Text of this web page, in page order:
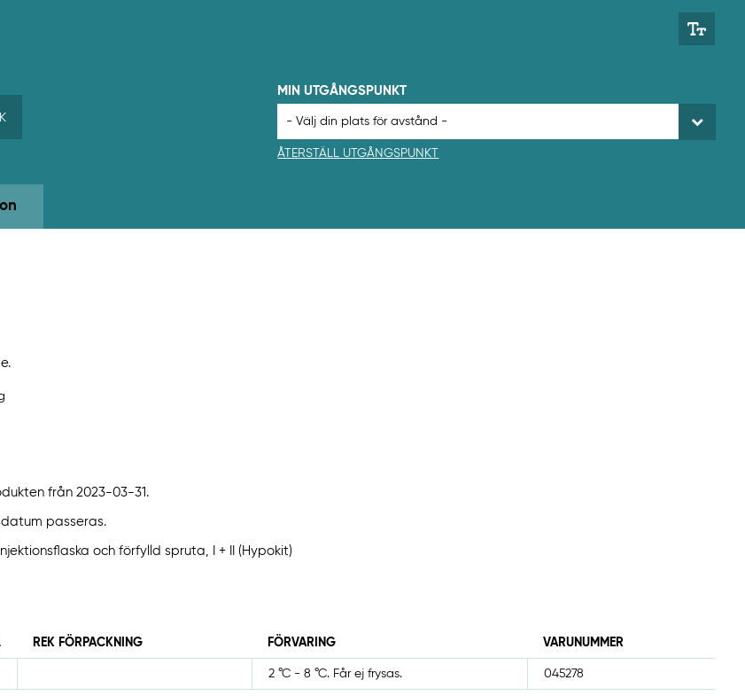
MIN UTGÅNGSPUNKT
ÅTERSTÄLL UTGÅNGSPUNKT
från 2023-03-31.
passeras.
och förfylld spruta, I + II (Hypokit)
REK FÖRPACKNING FÖRVARING VARUNUMMER
2 °C - 8 °C. Får ej frysas. 045278